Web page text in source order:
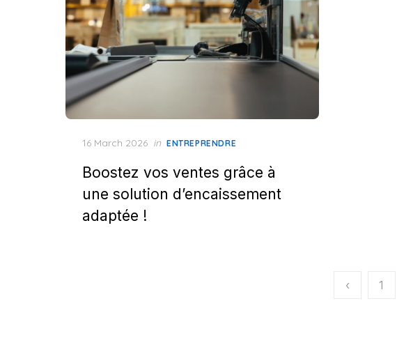
Posted
16 March 2026 in ENTREPRENDRE
Boostez vos ventes grâce à
une solution d’encaissement
adaptée !
‹ 1